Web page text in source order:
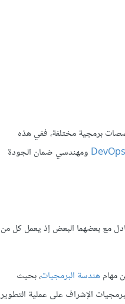
برمجية مختلفة، ففي هذه
DevOps ومهندسي ضمان الجودة
مع بعضهما البعض إذ يعمل كل من
مهامهندسة البرمجيات، بحيث
الإشراف على عملية التطوير